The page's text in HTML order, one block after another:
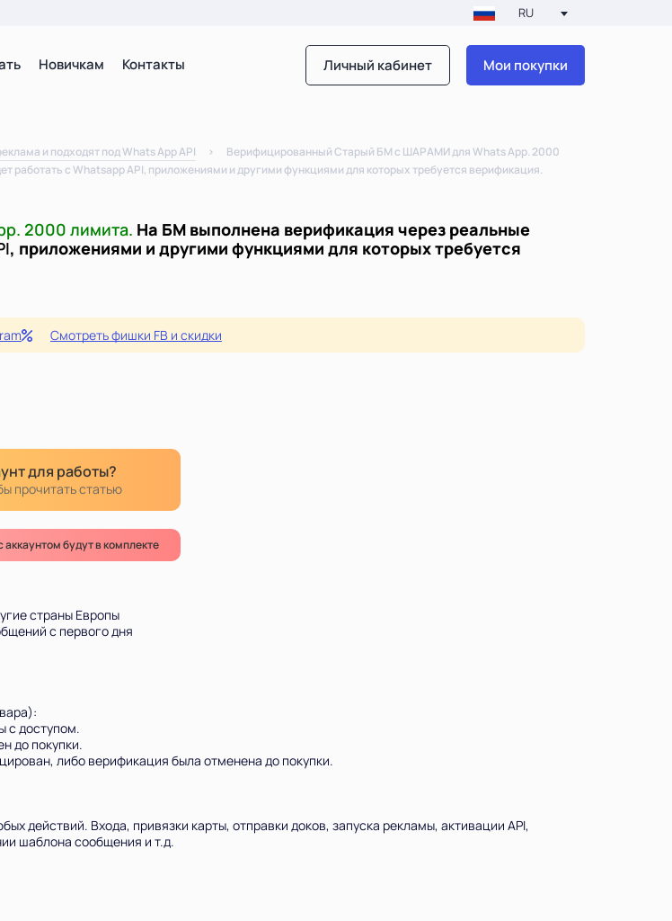
RU
Новичкам Контакты Личный кабинет Мои покупки
и подходят под Whats App API
Верифицированный Старый БМ с ШАРАМИ для Whats App. 2000
с Whatsapp API, приложениями и другими функциями для которых требуется верификация.
2000 лимита. На БМ выполнена верификация через реальные
, приложениями и другими функциями для которых требуется
Смотреть фишки FB и скидки
для работы?
прочитать статью
аккаунтом будут в комплекте
страны Европы
с первого дня
с доступом.
до покупки.
либо верификация была отменена до покупки.
действий. Входа, привязки карты, отправки доков, запуска рекламы, активации API,
шаблона сообщения и т.д.